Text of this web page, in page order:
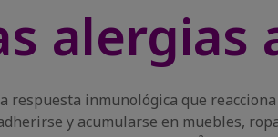
alergias
respuesta inmunológica que
y acumularse en muebles,